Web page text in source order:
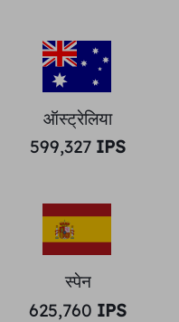
ऑस्ट्रेलिया
599,327 IPS
स्पेन
625,760 IPS